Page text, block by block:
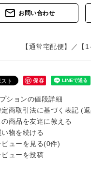
mail_outline お問い合わせ
【通常宅配便】／【1
保存
ションの値段詳細
定商取引法に基づく表記 (
の商品を友達に教える
い物を続ける
ビューを見る(0件)
ビューを投稿